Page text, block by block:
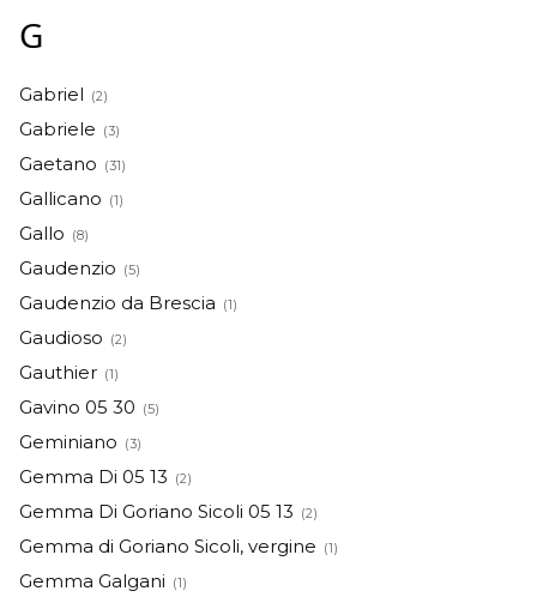
G
Gabriel (2)
Gabriele (3)
Gaetano (31)
Gallicano (1)
Gallo (8)
Gaudenzio (5)
Gaudenzio da Brescia (1)
Gaudioso (2)
Gauthier (1)
Gavino 05 30 (5)
Geminiano (3)
Gemma Di 05 13 (2)
Gemma Di Goriano Sicoli 05 13 (2)
Gemma di Goriano Sicoli, vergine (1)
Gemma Galgani (1)